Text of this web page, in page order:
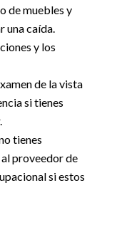
de muebles y
una caída.
y los
de la vista
si tienes
tienes
proveedor de
si estos